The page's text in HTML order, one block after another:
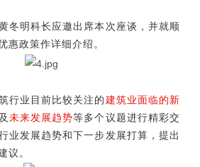
冬明科长应邀出席本次座谈，并就顺
惠政策作详细介绍。
行业目前比较关注的 建筑业面临的新
及 未来发展趋势等多个议题进行精彩交
业发展趋势和下一步发展打算，提出
议。